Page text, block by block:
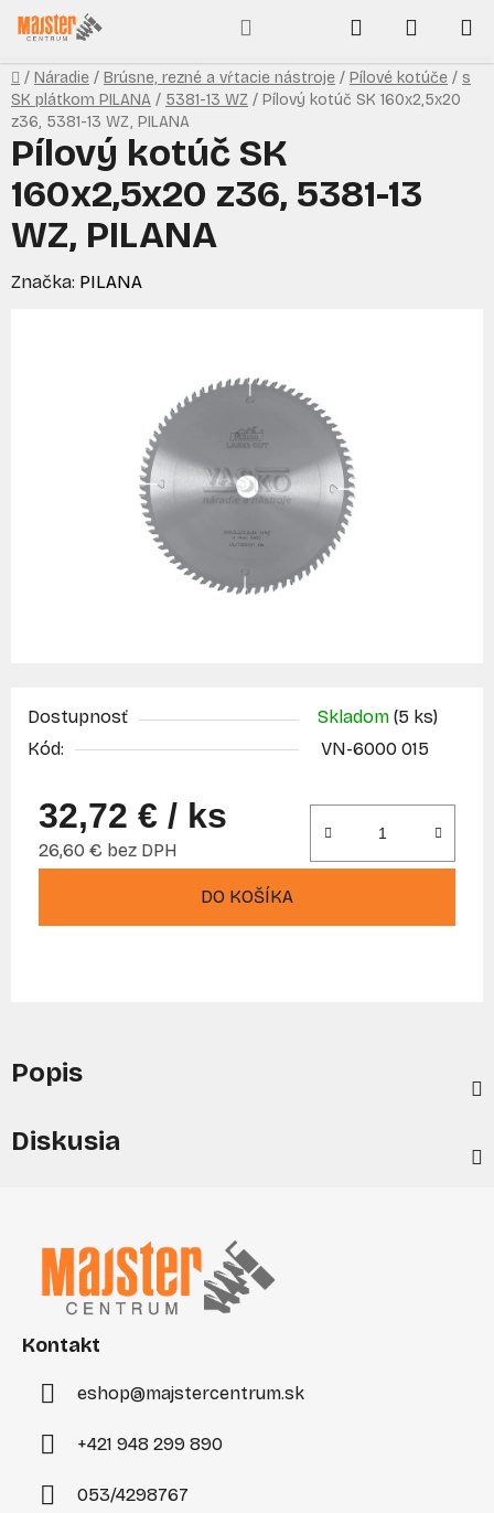
Prejsť
na
obsah
Hľadať
KOŠÍK
Domov
/ Náradie / Brúsne, rezné a vŕtacie nástroje / Pílové kotúče / s
SK plátkom PILANA / 5381-13 WZ / Pílový kotúč SK 160x2,5x20
z36, 5381-13 WZ, PILANA
Dostupnosť Skladom (5 ks)
Kód:
VN-6000 015
32,72 € / ks
26,60 € bez DPH
DO KOŠÍKA
Pílový kotúč SK
160x2,5x20 z36, 5381-13
WZ, PILANA
Značka: PILANA
Popis
Diskusia
Kontakt
eshop@majstercentrum.sk
+421 948 299 890
053/4298767